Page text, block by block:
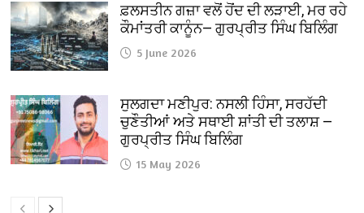
ਫ਼ਲਸਤੀਨ ਗਜ਼ਾ ਵਲੋਂ ਹੋਂਦ ਦੀ ਲੜਾਈ, ਮਰ ਰਹੇ
ਕੌਮਾਂਤਰੀ ਕਾਨੂੰਨ— ਗੁਰਪ੍ਰੀਤ ਸਿੰਘ ਬਿਲਿੰਗ
5 June 2026
ਸੁਲਗਦਾ ਮਣੀਪੁਰ: ਨਸਲੀ ਹਿੰਸਾ, ਸਰਹੱਦੀ
ਚੁਣੌਤੀਆਂ ਅਤੇ ਸਥਾਈ ਸ਼ਾਂਤੀ ਦੀ ਤਲਾਸ਼ —
ਗੁਰਪ੍ਰੀਤ ਸਿੰਘ ਬਿਲਿੰਗ
15 May 2026